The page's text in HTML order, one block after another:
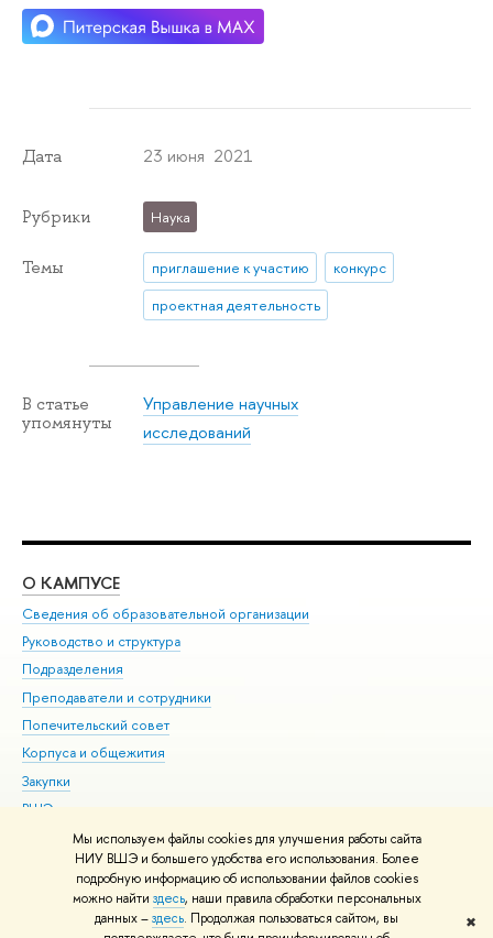
Мы используем файлы cookies для улучшения работы сайта
НИУ ВШЭ и большего удобства его использования. Более
подробную информацию об использовании файлов cookies
можно найти здесь, наши правила обработки персональных
данных –здесь. Продолжая пользоваться сайтом, вы
✖
Дата 23 июня 2021
Рубрики Наука
Темы приглашение к участию
конкурс
проектная деятельность
В статье
упомянуты
Управление научных
исследований
О КАМПУСЕ
Сведения об образовательной организации
Руководство и структура
Подразделения
Преподаватели и сотрудники
Попечительский совет
Корпуса и общежития
Закупки
ВШЭ для студентов с ограниченными возможностями
здоровья и инвалидностью
Версия для слабовидящих
Единая платежная страница